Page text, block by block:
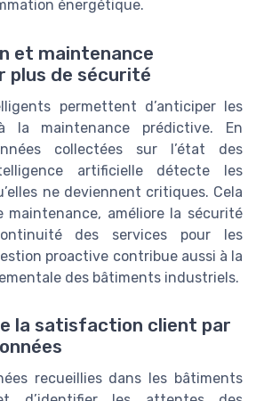
énergétique.
et maintenance
plus de sécurité
permettent d’anticiper les
la maintenance prédictive. En
collectées sur l’état des
artificielle détecte les
ne deviennent critiques. Cela
améliore la sécurité
des services pour les
proactive contribue aussi à la
des bâtiments industriels.
la satisfaction client par
recueillies dans les bâtiments